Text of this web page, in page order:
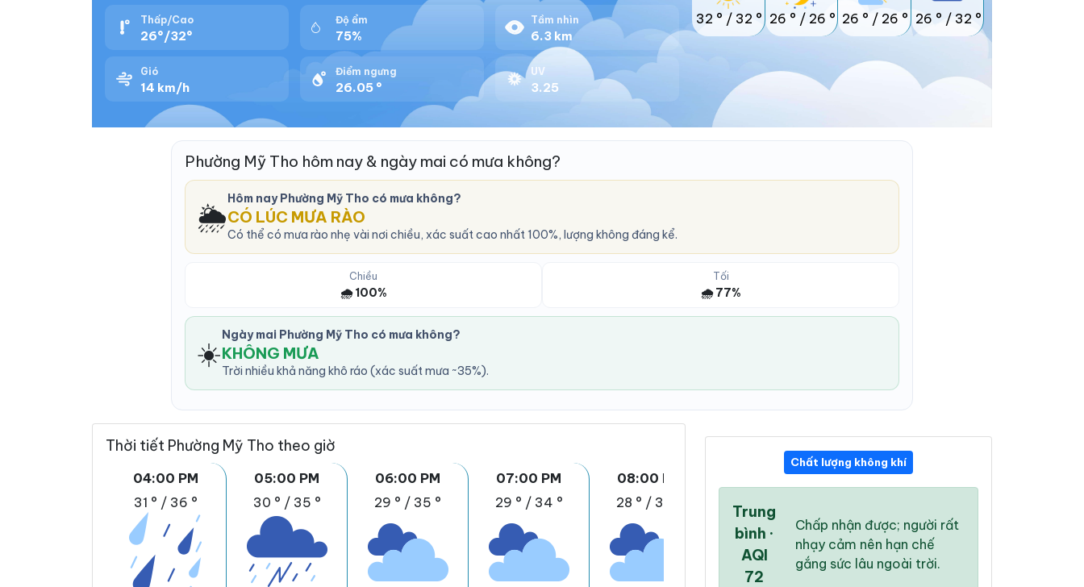
Thấp/Cao
26°/32°
Độ ẩm
75%
Tầm nhìn
6.3 km
Gió
14 km/h
Điểm ngưng
26.05 °
UV
3.25
32 ° / 32 ° 26 ° / 26 ° 26 ° / 26 ° 26 ° / 32 °
Phường Mỹ Tho hôm nay & ngày mai có mưa không?
🌦️
Hôm nay Phường Mỹ Tho có mưa không?
CÓ LÚC MƯA RÀO
Có thể có mưa rào nhẹ vài nơi chiều, xác suất cao nhất 100%, lượng không đáng kể.
Chiều
🌧️ 100%
Tối
🌧️ 77%
☀️
Ngày mai Phường Mỹ Tho có mưa không?
KHÔNG MƯA
Trời nhiều khả năng khô ráo (xác suất mưa ~35%).
Thời tiết Phường Mỹ Tho theo giờ
04:00 PM
31 ° / 36 °
05:00 PM
30 ° / 35 °
06:00 PM
29 ° / 35 °
07:00 PM
29 ° / 34 °
08:00 PM
28 ° / 34 °
09:00 PM
28 °
10:00 PM
Chất lượng không khí
Trung
bình ·
AQI
72
Chấp nhận được; người rất
nhạy cảm nên hạn chế
gắng sức lâu ngoài trời.